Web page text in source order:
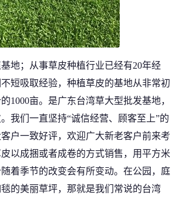
地；从事草皮种植行业已经有20年经
短吸取经验，种植草皮的基地从非常初
1000亩。是广东台湾草大型批发基地，
我们一直坚持“诚信经营、顾客至上”的
户一致好评，欢迎广大新老客户前来考
以成捆或者成卷的方式销售，用平方米
着季节的改变会有所变动。在公园，庭
的美丽草坪，那就是我们常说的台湾